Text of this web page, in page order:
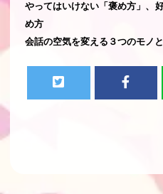
やってはいけない「褒め方」、
め方
会話の空気を変える３つのモノ